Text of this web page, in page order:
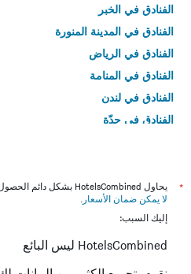
الفنادق في الخبر
الفنادق في المدينة المنورة
الفنادق في الرياض
الفنادق في المنامة
الفنادق في لندن
الفنادق في جدّة
*
يحاول HotelsCombined بشكل دائم الحصول على الأسعار الدقيقة، ولكن
لا يمكن ضمان الأسعار .
إليك السبب:
HotelsCombined ليس البائع